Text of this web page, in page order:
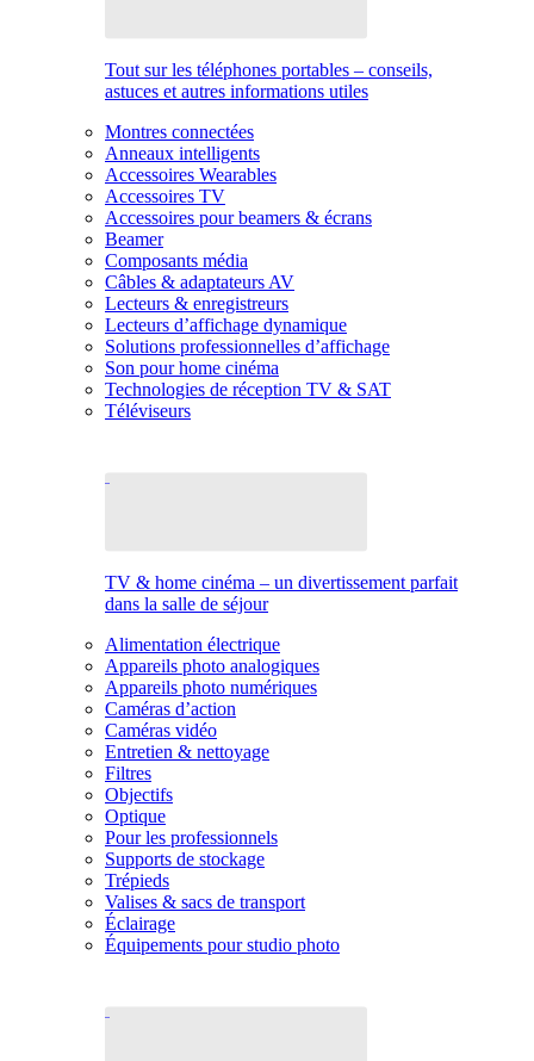
Tout sur les téléphones portables – conseils,
astuces et autres informations utiles
Montres connectées
Anneaux intelligents
Accessoires Wearables
Accessoires TV
Accessoires pour beamers & écrans
Beamer
Composants média
Câbles & adaptateurs AV
Lecteurs & enregistreurs
Lecteurs d’affichage dynamique
Solutions professionnelles d’affichage
Son pour home cinéma
Technologies de réception TV & SAT
Téléviseurs
TV & home cinéma – un divertissement parfait
dans la salle de séjour
Alimentation électrique
Appareils photo analogiques
Appareils photo numériques
Caméras d’action
Caméras vidéo
Entretien & nettoyage
Filtres
Objectifs
Optique
Pour les professionnels
Supports de stockage
Trépieds
Valises & sacs de transport
Éclairage
Équipements pour studio photo